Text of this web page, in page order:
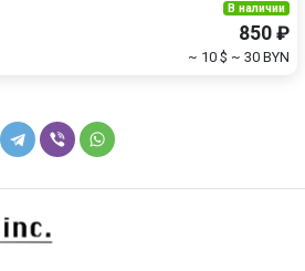
В наличии
850 ₽
~ 10 $ ~ 30 BYN